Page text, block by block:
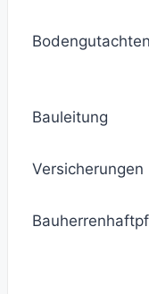
Bodengutachten
Bauleitung
Versicherungen